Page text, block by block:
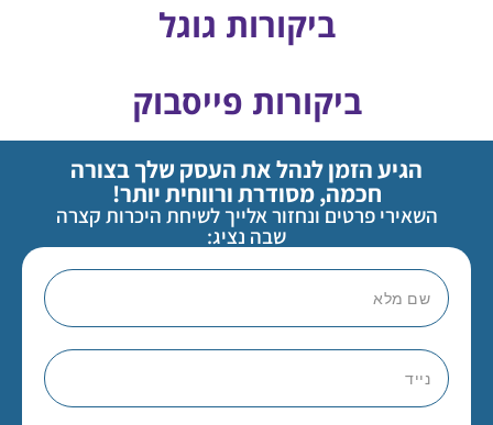
ביקורות גוגל
ביקורות פייסבוק
הגיע הזמן לנהל את העסק שלך בצורה
חכמה, מסודרת ורווחית יותר!
השאירי פרטים ונחזור אלייך לשיחת היכרות קצרה
שבה נציג: